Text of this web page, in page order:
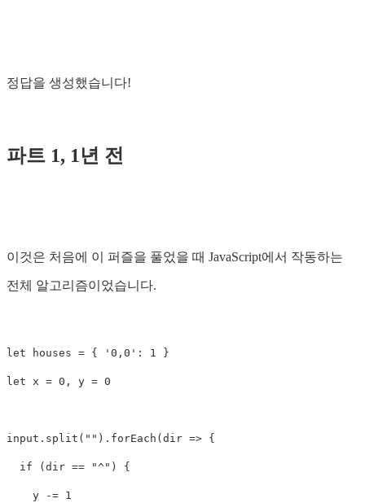
정답을 생성했습니다!
파트 1, 1년 전
이것은 처음에 이 퍼즐을 풀었을 때 JavaScript에서 작동하는
전체 알고리즘이었습니다.
let houses = { ' 0,0 ' : 1 }
let x = 0 , y = 0
input . split ( "" ). forEach ( dir => {
if ( dir == "^ " ) {
y -= 1